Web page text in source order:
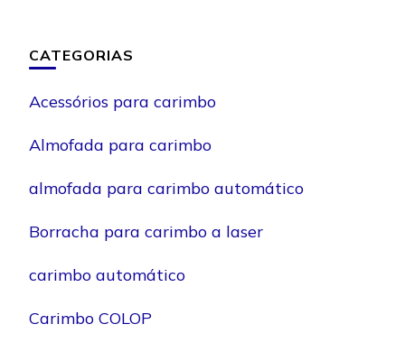
CATEGORIAS
Acessórios para carimbo
Almofada para carimbo
almofada para carimbo automático
Borracha para carimbo a laser
carimbo automático
Carimbo COLOP